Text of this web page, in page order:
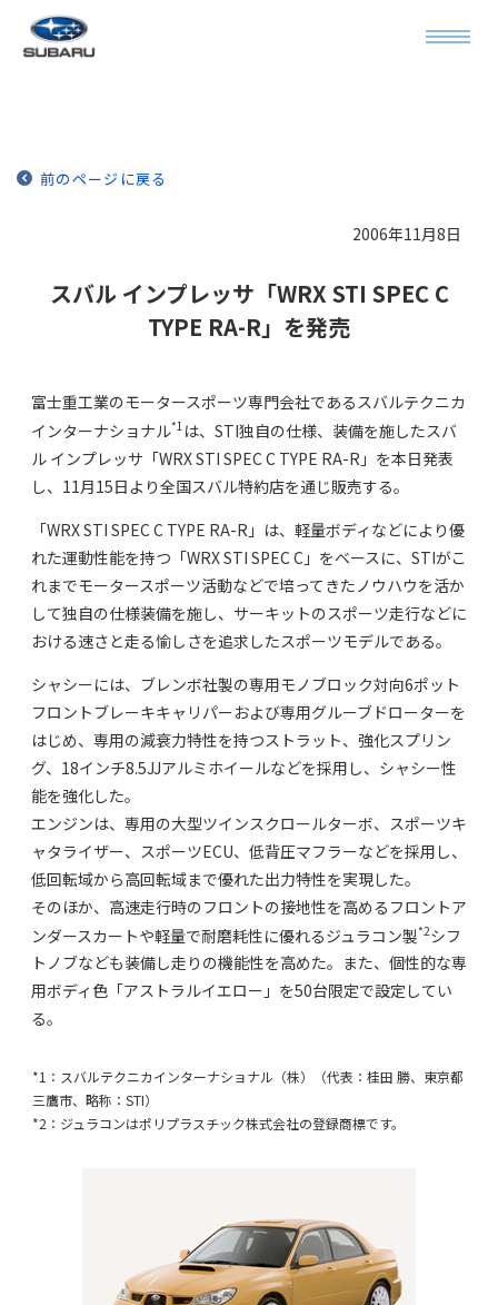
*1は、STI独自の仕様、装備を施したスバル インプレッサ「WRX STI
SPEC C TYPE RA-R」を本日発表し、11月15日より全国スバル特約店
を通じ販売する。" />
前のページに戻る
2006年11月8日
スバル インプレッサ「WRX STI SPEC C
TYPE RA-R」を発売
富士重工業のモータースポーツ専門会社であるスバルテクニカ
インターナショナル*1 は、STI独自の仕様、装備を施したスバ
ル インプレッサ「WRX STI SPEC C TYPE RA-R」を本日発表
し、11月15日より全国スバル特約店を通じ販売する。
「WRX STI SPEC C TYPE RA-R」は、軽量ボディなどにより優
れた運動性能を持つ「WRX STI SPEC C」をベースに、STIがこ
れまでモータースポーツ活動などで培ってきたノウハウを活か
して独自の仕様装備を施し、サーキットのスポーツ走行などに
おける速さと走る愉しさを追求したスポーツモデルである。
シャシーには、ブレンボ社製の専用モノブロック対向6ポット
フロントブレーキキャリパーおよび専用グルーブドローターを
はじめ、専用の減衰力特性を持つストラット、強化スプリン
グ、18インチ8.5JJアルミホイールなどを採用し、シャシー性
能を強化した。
エンジンは、専用の大型ツインスクロールターボ、スポーツキ
ャタライザー、スポーツECU、低背圧マフラーなどを採用し、
低回転域から高回転域まで優れた出力特性を実現した。
そのほか、高速走行時のフロントの接地性を高めるフロントア
ンダースカートや軽量で耐磨耗性に優れるジュラコン製*2シフ
トノブなども装備し走りの機能性を高めた。また、個性的な専
用ボディ色「アストラルイエロー」を50台限定で設定してい
る。
*1：スバルテクニカインターナショナル（株）（代表：桂田 勝、東京都
三鷹市、略称：STI）
*2：ジュラコンはポリプラスチック株式会社の登録商標です。